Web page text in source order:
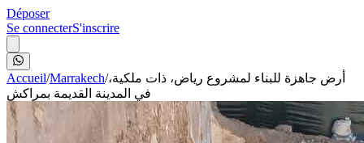
Déposer
Se connecterS'inscrire
Accueil/Marrakech/أرض جاهزة للبناء لمشروع رياض، ذات ملكية،
في المدينة القديمة بمراكش